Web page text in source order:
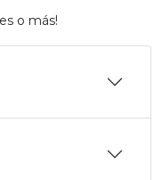
o más!